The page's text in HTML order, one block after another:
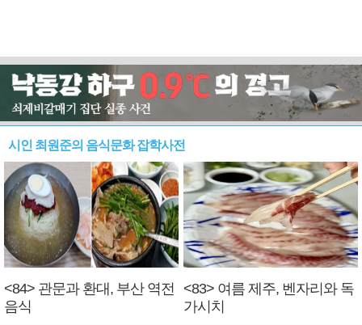
시인 최원준의 음식문화 잡학사전
<84> 관문과 환대, 부산 역전
음식
<83> 여름 제주, 벤자리와 독
가시치